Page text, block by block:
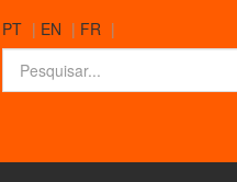
PT | EN | FR |